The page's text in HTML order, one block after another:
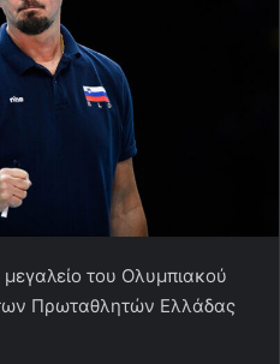
του Ολυμπιακού
Πρωταθλητών Ελλάδας